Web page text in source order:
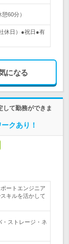
60分）
休日）●祝日●有
になる
て勤務ができま
クあり！
ートエンジニア
キルを活かして
ストレージ・ネ